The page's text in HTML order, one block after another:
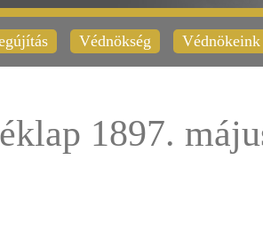
Védnökség Védnökeink
1897.